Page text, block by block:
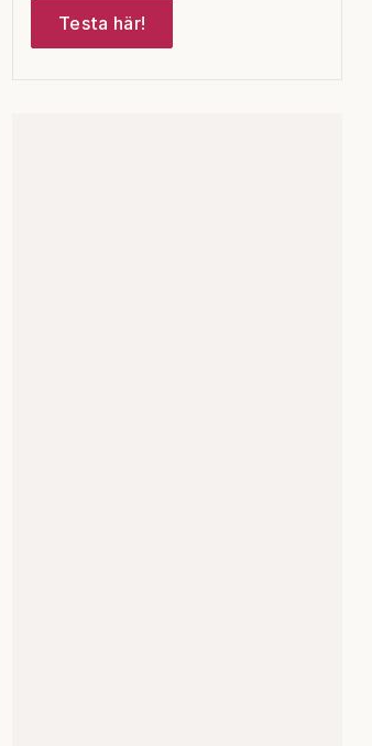
Testa här!